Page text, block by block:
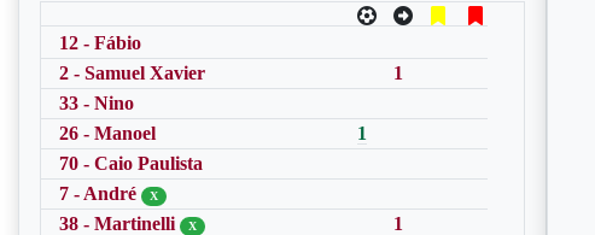
12 - Fábio
2 - Samuel Xavier
1
33 - Nino
26 - Manoel
1
70 - Caio Paulista
7 - André
X
38 - Martinelli X
1